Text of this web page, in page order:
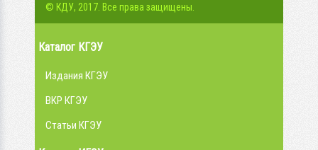
© КДУ, 2017. Все права защищены.
Каталог КГЭУ
Издания КГЭУ
ВКР КГЭУ
Статьи КГЭУ